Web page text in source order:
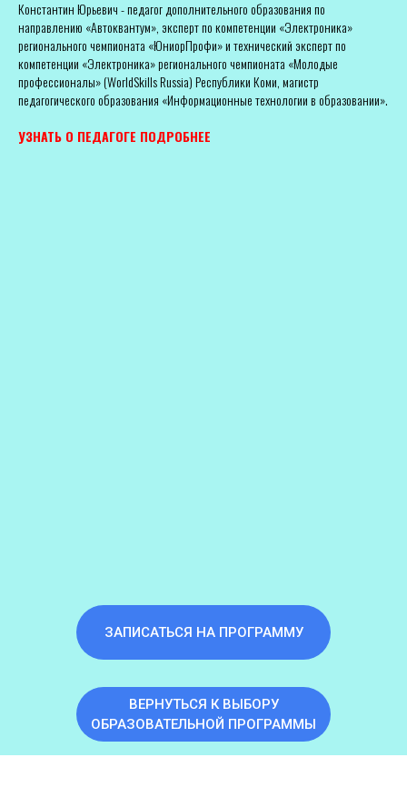
Константин Юрьевич - педагог дополнительного образования по
направлению «Автоквантум», эксперт по компетенции «Электроника»
регионального чемпионата «ЮниорПрофи» и технический эксперт по
компетенции «Электроника» регионального чемпионата «Молодые
профессионалы» (WorldSkills Russia) Республики Коми, магистр
педагогического образования «Информационные технологии в образовании».
УЗНАТЬ О ПЕДАГОГЕ ПОДРОБНЕЕ
ЗАПИСАТЬСЯ НА ПРОГРАММУ
ВЕРНУТЬСЯ К ВЫБОРУ
ОБРАЗОВАТЕЛЬНОЙ ПРОГРАММЫ